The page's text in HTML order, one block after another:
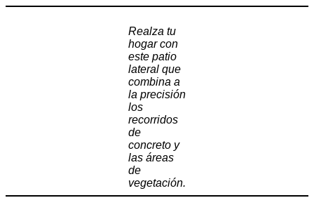
Realza tu
hogar con
este patio
lateral que
combina a
la precisión
los
recorridos
de
concreto y
las áreas
de
vegetación.